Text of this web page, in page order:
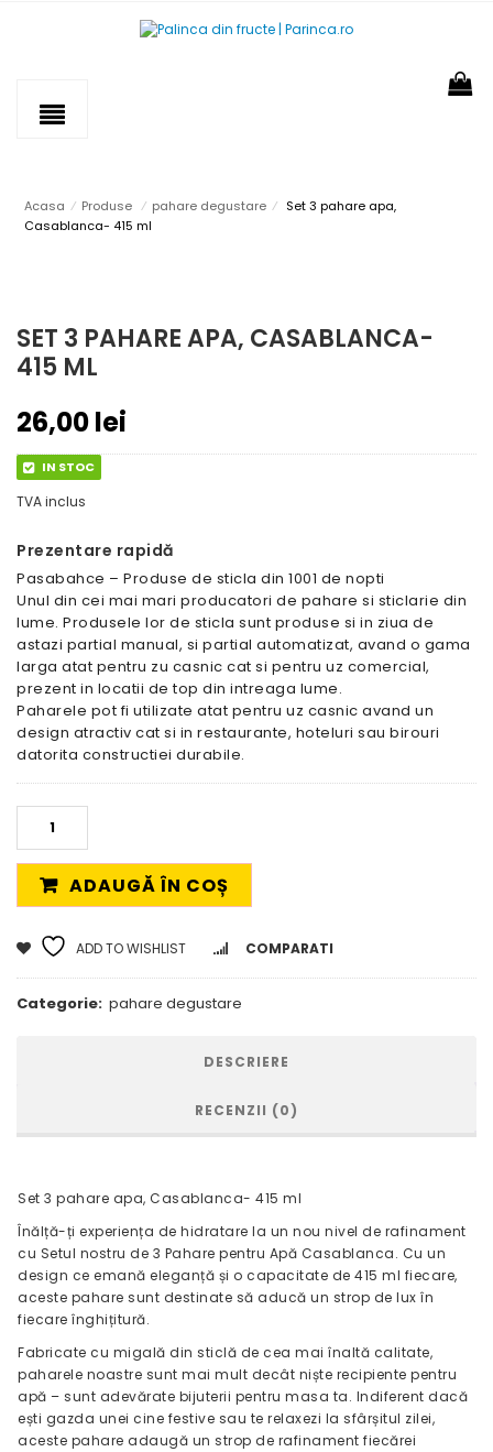
Acasa ⁄ Produse ⁄ pahare degustare ⁄ Set 3 pahare apa,
Casablanca- 415 ml
SET 3 PAHARE APA, CASABLANCA-
415 ML
26,00lei
IN STOC
TVA inclus
Prezentare rapidă
Pasabahce – Produse de sticla din 1001 de nopti
Unul din cei mai mari producatori de pahare si sticlarie din
lume. Produsele lor de sticla sunt produse si in ziua de
astazi partial manual, si partial automatizat, avand o gama
larga atat pentru zu casnic cat si pentru uz comercial,
prezent in locatii de top din intreaga lume.
Paharele pot fi utilizate atat pentru uz casnic avand un
design atractiv cat si in restaurante, hoteluri sau birouri
datorita constructiei durabile.
ADAUGĂ ÎN COȘ
ADD TO WISHLIST COMPARATI
Categorie: pahare degustare
DESCRIERE
RECENZII (0)
Set 3 pahare apa, Casablanca- 415 ml
Înălță-ți experiența de hidratare la un nou nivel de rafinament
cu Setul nostru de 3 Pahare pentru Apă Casablanca. Cu un
design ce emană eleganță și o capacitate de 415 ml fiecare,
aceste pahare sunt destinate să aducă un strop de lux în
fiecare înghițitură.
Fabricate cu migală din sticlă de cea mai înaltă calitate,
paharele noastre sunt mai mult decât niște recipiente pentru
apă – sunt adevărate bijuterii pentru masa ta. Indiferent dacă
ești gazda unei cine festive sau te relaxezi la sfârșitul zilei,
aceste pahare adaugă un strop de rafinament fiecărei